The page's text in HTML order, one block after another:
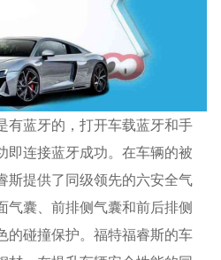
有蓝牙的，打开车载蓝牙和手
即连接蓝牙成功。在车辆的被
斯提供了同级领先的六安全气
气囊、前排侧气囊和前后排侧
的碰撞保护。福特福睿斯的车